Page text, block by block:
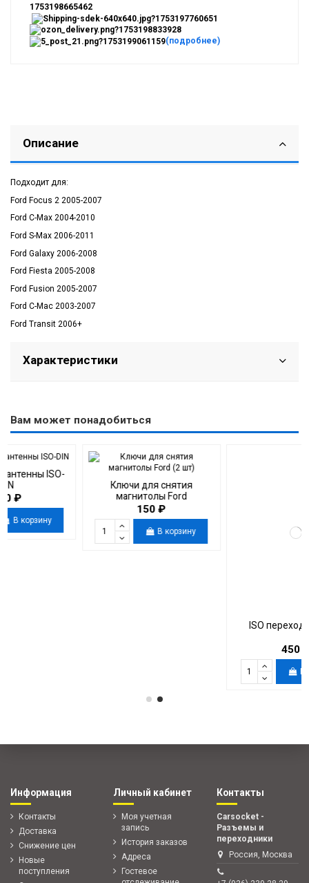
(подробнее)
Описание
Подходит для:
Ford Focus 2 2005-2007
Ford C-Max 2004-2010
Ford S-Max 2006-2011
Ford Galaxy 2006-2008
Ford Fiesta 2005-2008
Ford Fusion 2005-2007
Ford C-Mac 2003-2007
Ford Transit 2006+
Характеристики
Вам может понадобиться
Ключи для снятия
магнитолы Ford
В корзину
ISO переходник Ford
В корзину
Информация
Контакты
Доставка
Снижение цен
Новые
поступления
Личный кабинет
Моя учетная
запись
История заказов
Адреса
Гостевое
Контакты
Carsocket -
Разъемы и
переходники
Россия, Москва